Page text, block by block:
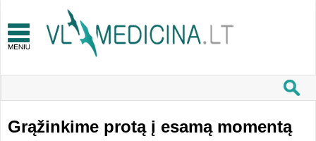
Grąžinkime protą į esamą momentą